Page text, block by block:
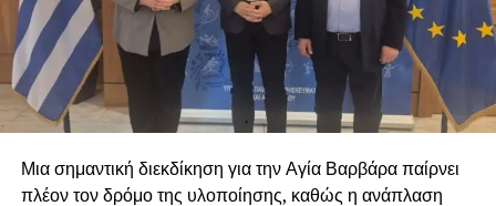
πυρόπληκτους, ανθρώπους και ζώα, με όλες του τις
δυνάμεις.
Μια σημαντική διεκδίκηση για την Αγία Βαρβάρα παίρνει
πλέον τον δρόμο της υλοποίησης, καθώς η ανάπλαση